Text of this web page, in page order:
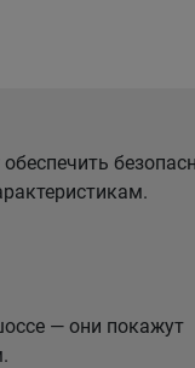
— они покажут